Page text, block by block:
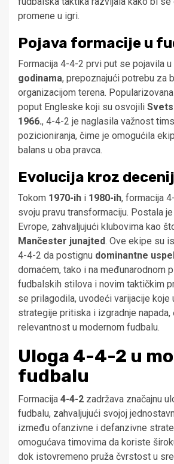
promene u igri.
Pojava formacije u
Formacija 4-4-2 prvi put se pojavila u
godinama, prepoznajući potrebu za
organizacijom terena.
poput Engleske koji su osvojili
1966., 4-4-2 je naglasila važnost
pozicioniranja, čime je omogućila
balans u oba pravca.
Evolucija kroz
Tokom 1970-ih i 1980-ih, formacija
svoju pravu transformaciju. Postala
Evrope, zahvaljujući klubovima kao
Mančester junajted. Ove ekipe su
4-4-2 da postignu dominantne
domaćem, tako i na međunarodnom
fudbalskih stilova i novim taktičkim
se prilagodila, uvodeći varijacije koje
strategije pritiska i izgradnje napada,
relevantnost u modernom fudbalu.
Uloga 4-4-2 u
fudbalu
Formacija 4-4-2 zadržava značajnu
fudbalu, zahvaljujući svojoj
između ofanzivne i defanzivne
omogućava timovima da koriste
dok istovremeno pruža čvrstost u